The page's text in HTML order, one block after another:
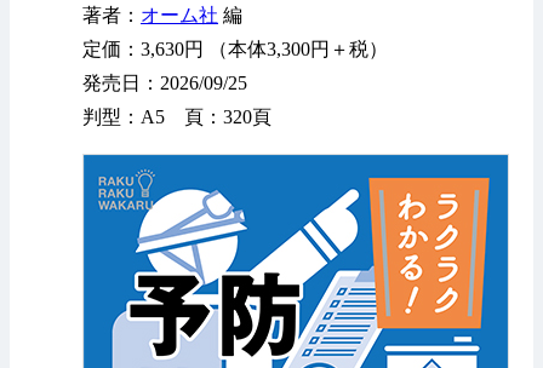
著者： オーム社 編
定価：3,630円 （本体3,300円＋税）
発売日：2026/09/25
判型：A5 頁：320頁